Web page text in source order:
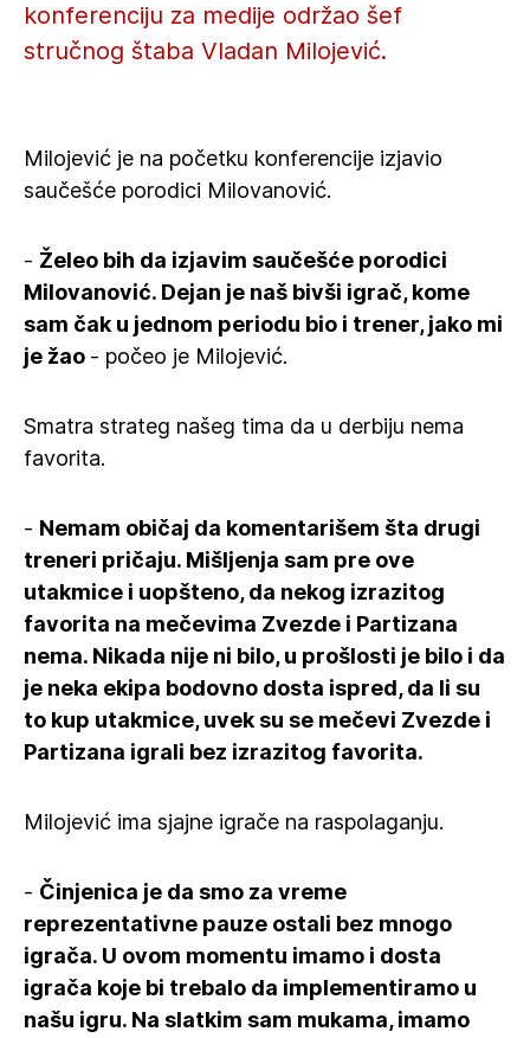
konferenciju za medije održao šef
stručnog štaba Vladan Milojević.
Milojević je na početku konferencije izjavio
saučešće porodici Milovanović.
- Želeo bih da izjavim saučešće porodici
Milovanović. Dejan je naš bivši igrač, kome
sam čak u jednom periodu bio i trener, jako mi
je žao - počeo je Milojević.
Smatra strateg našeg tima da u derbiju nema
favorita.
- Nemam običaj da komentarišem šta drugi
treneri pričaju. Mišljenja sam pre ove
utakmice i uopšteno, da nekog izrazitog
favorita na mečevima Zvezde i Partizana
nema. Nikada nije ni bilo, u prošlosti je bilo i da
je neka ekipa bodovno dosta ispred, da li su
to kup utakmice, uvek su se mečevi Zvezde i
Partizana igrali bez izrazitog favorita.
Milojević ima sjajne igrače na raspolaganju.
- Činjenica je da smo za vreme
reprezentativne pauze ostali bez mnogo
igrača. U ovom momentu imamo i dosta
igrača koje bi trebalo da implementiramo u
našu igru. Na slatkim sam mukama, imamo